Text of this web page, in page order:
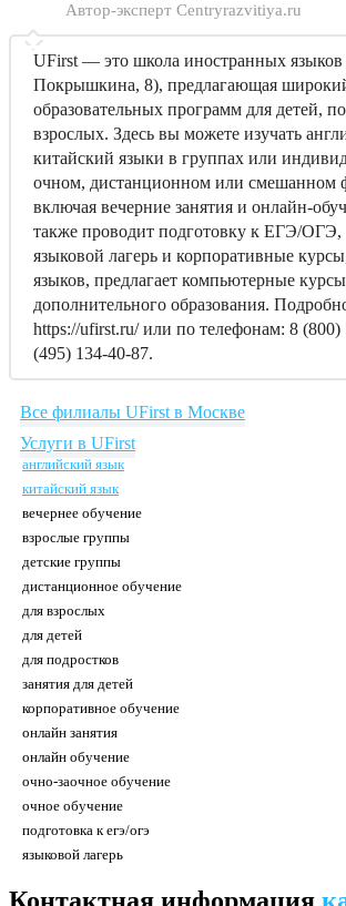
Автор-эксперт Centryrazvitiya.ru
UFirst — это школа иностранных
Покрышкина, 8), предлагающая
образовательных программ для детей,
взрослых. Здесь вы можете изучать
китайский языки в группах или
очном, дистанционном или смешанном
включая вечерние занятия и онлайн-
также проводит подготовку к ЕГЭ/ОГЭ,
языковой лагерь и корпоративные
языков, предлагает компьютерные
дополнительного образования.
https://ufirst.ru/ или по телефонам: 8 (800)
(495) 134-40-87.
Все филиалы UFirst в Москве
Услуги в UFirst
английский язык
китайский язык
вечернее обучение
взрослые группы
детские группы
дистанционное обучение
для взрослых
для детей
для подростков
занятия для детей
корпоративное обучение
онлайн занятия
онлайн обучение
очно-заочное обучение
очное обучение
подготовка к егэ/огэ
языковой лагерь